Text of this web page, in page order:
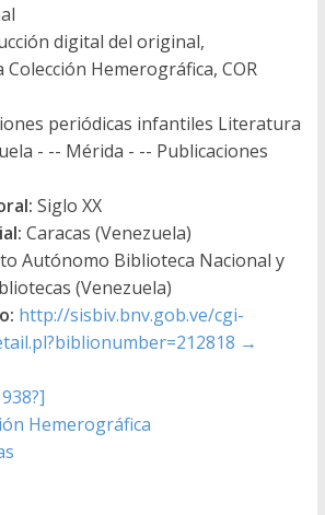
digital del original,
Hemerográfica, COR
periódicas infantiles Literatura
- -- Mérida - -- Publicaciones
Siglo XX
Caracas (Venezuela)
Autónomo Biblioteca Nacional y
(Venezuela)
http://sisbiv.bnv.gob.ve/cgi-
→
Hemerográfica